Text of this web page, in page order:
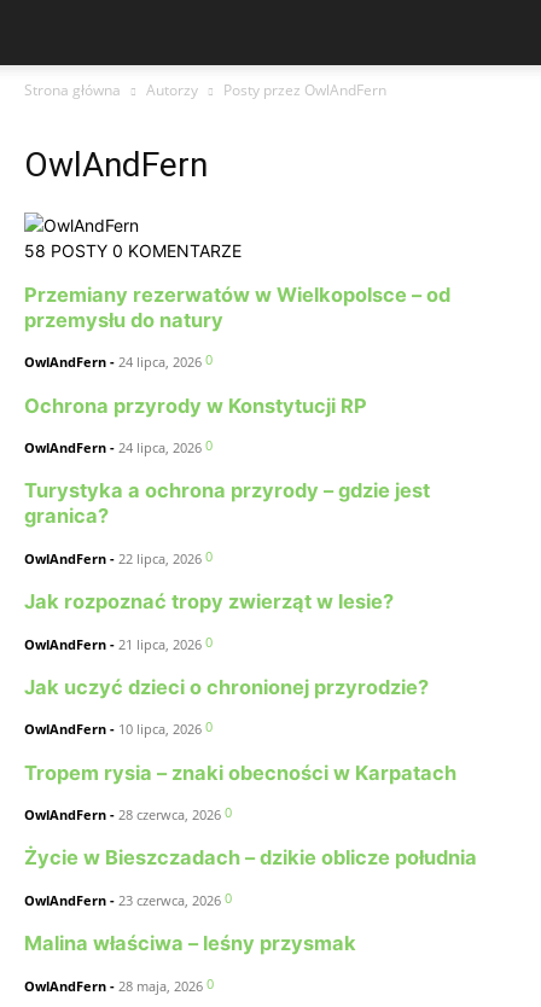
Strona główna Autorzy Posty przez OwlAndFern
OwlAndFern
58 POSTY 0 KOMENTARZE
Przemiany rezerwatów w Wielkopolsce – od
przemysłu do natury
OwlAndFern - 24 lipca, 2026 0
Ochrona przyrody w Konstytucji RP
OwlAndFern - 24 lipca, 2026 0
Turystyka a ochrona przyrody – gdzie jest
granica?
OwlAndFern - 22 lipca, 2026 0
Jak rozpoznać tropy zwierząt w lesie?
OwlAndFern - 21 lipca, 2026 0
Jak uczyć dzieci o chronionej przyrodzie?
OwlAndFern - 10 lipca, 2026 0
Tropem rysia – znaki obecności w Karpatach
OwlAndFern - 28 czerwca, 2026 0
Życie w Bieszczadach – dzikie oblicze południa
OwlAndFern - 23 czerwca, 2026 0
Malina właściwa – leśny przysmak
OwlAndFern - 28 maja, 2026 0